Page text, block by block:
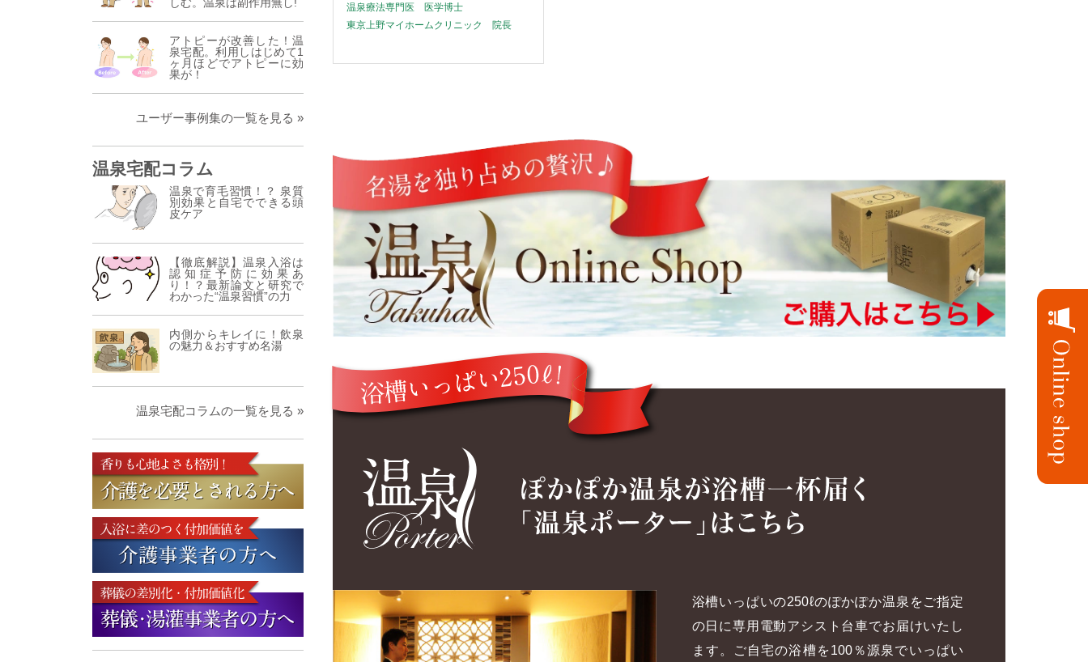
アトピーが改善した！温
泉宅配。利用しはじめて1
ヶ月ほどでアトピーに効
果が！
ユーザー事例集の一覧を見る »
温泉宅配コラム
温泉で育毛習慣！？ 泉質
別効果と自宅でできる頭
皮ケア
【徹底解説】温泉入浴は
認知症予防に効果あ
り！？最新論文と研究で
わかった“温泉習慣”の力
内側からキレイに！飲泉
の魅力＆おすすめ名湯
温泉宅配コラムの一覧を見る »
温泉療法専門医 医学博士
東京上野マイホームクリニック 院長
浴槽いっぱいの250ℓのぽかぽか温泉をご指定
の日に専用電動アシスト台車でお届けいたし
ます。ご自宅の浴槽を100％源泉でいっぱい